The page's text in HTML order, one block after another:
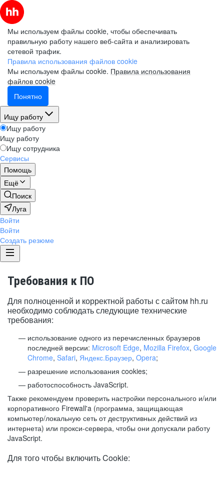
Мы используем файлы cookie, чтобы обеспечивать
правильную работу нашего веб-сайта и анализировать
сетевой трафик.
Правила использования файлов cookie
Мы используем файлы cookie. Правила использования
файлов cookie
Понятно
Ищу работу
Ищу работу
Ищу работу
Ищу сотрудника
Сервисы
Помощь
Ещё
Поиск
Луга
Войти
Войти
Создать резюме
Требования к ПО
Для полноценной и корректной работы с сайтом hh.ru
необходимо соблюдать следующие технические
требования:
использование одного из перечисленных браузеров
последней версии: Microsoft Edge, Mozilla Firefox, Google
Chrome, Safari, Яндекс.Браузер, Opera;
разрешение использования cookies;
работоспособность JavaScript.
Также рекомендуем проверить настройки персонального и/или
корпоративного Firewall'a (программа, защищающая
компьютер/локальную сеть от деструктивных действий из
интернета) или прокси-сервера, чтобы они допускали работу
JavaScript.
Для того чтобы включить Cookie: